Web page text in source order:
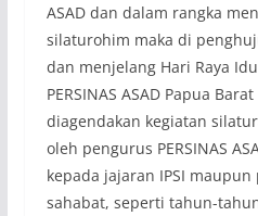
ASAD dan dalam rangka
silaturohim maka di
dan menjelang Hari Raya
PERSINAS ASAD Papua
diagendakan kegiatan
oleh pengurus PERSINAS
kepada jajaran IPSI
sahabat, seperti tahun-